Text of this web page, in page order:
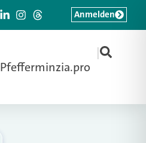
Pfefferminzia.pro
|
Anmelden